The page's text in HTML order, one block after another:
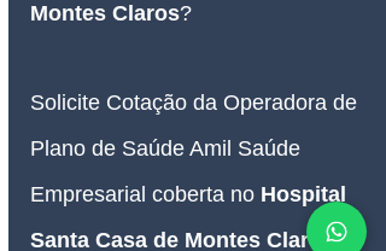
Montes Claros?
Solicite Cotação da Operadora de
Plano de Saúde Amil Saúde
Empresarial coberta no Hospital
Santa Casa de Montes Claros.